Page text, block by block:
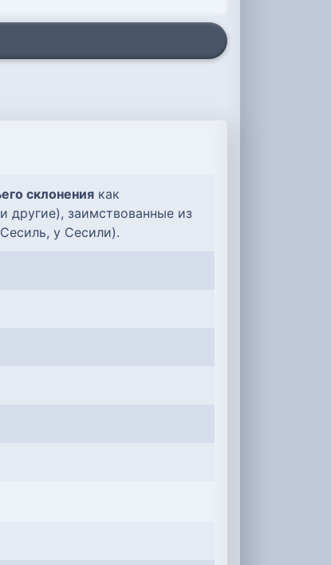
склонения как
другие), заимствованные из
у Сесили).